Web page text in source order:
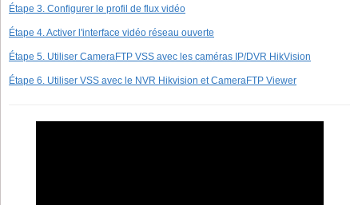
Étape 3. Configurer le profil de flux vidéo
Étape 4. Activer l'interface vidéo réseau ouverte
Étape 5. Utiliser CameraFTP VSS avec les caméras IP/DVR HikVision
Étape 6. Utiliser VSS avec le NVR Hikvision et CameraFTP Viewer